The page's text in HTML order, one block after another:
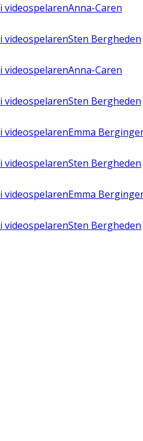
i videospelarenAnna-Caren
i videospelarenSten Bergheden
i videospelarenAnna-Caren
i videospelarenSten Bergheden
i videospelarenEmma
i videospelarenSten Bergheden
i videospelarenEmma
i videospelarenSten Bergheden